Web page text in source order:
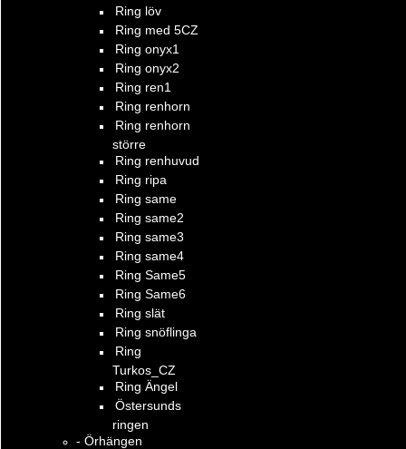
Ring löv
Ring med 5CZ
Ring onyx1
Ring onyx2
Ring ren1
Ring renhorn
Ring renhorn
större
Ring renhuvud
Ring ripa
Ring same
Ring same2
Ring same3
Ring same4
Ring Same5
Ring Same6
Ring slät
Ring snöflinga
Ring
Turkos_CZ
Ring Ängel
Östersunds
ringen
- Örhängen